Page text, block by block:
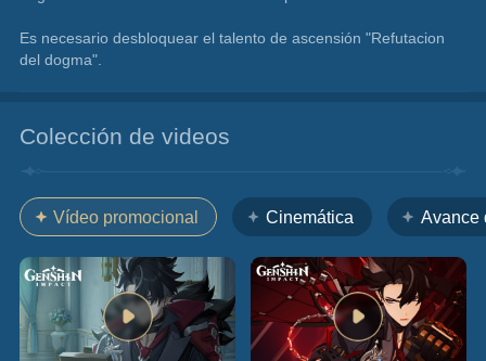
Es necesario desbloquear el talento de ascensión "Refutacion
del dogma".
Colección de videos
Vídeo promocional Cinemática Avance